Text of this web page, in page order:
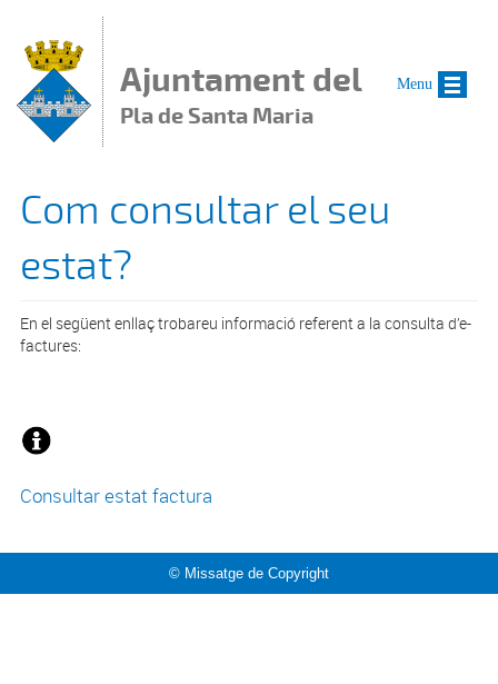
Ajuntament del
Pla de Santa Maria
Com consultar el seu
estat?
En el següent enllaç trobareu informació referent a la consulta d’e-
factures:
Consultar estat factura
© Missatge de Copyright
Menu